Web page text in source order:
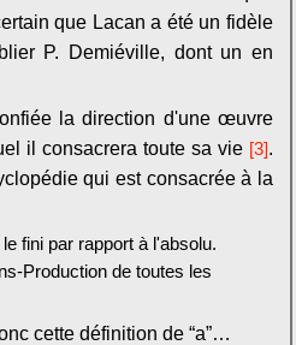
que Lacan a été un fidèle
P. Demiéville, dont un en
la direction d'une œuvre
il consacrera toute sa vie [3].
qui est consacrée à la
fini par rapport à l'absolu.
Production de toutes les
cette définition de “a”…